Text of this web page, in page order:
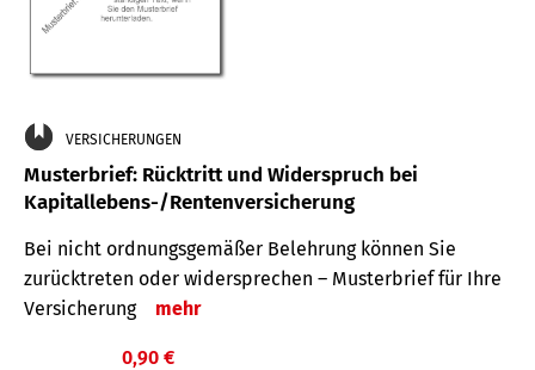
VERSICHERUNGEN
Musterbrief: Rücktritt und Widerspruch bei
Kapitallebens-/Rentenversicherung
Bei nicht ordnungsgemäßer Belehrung können Sie
zurücktreten oder widersprechen – Musterbrief für Ihre
Versicherung
mehr
0,90 €